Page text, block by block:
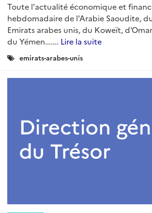
Toute l'actualité économique et
hebdomadaire de l'Arabie Saoudite,
Emirats arabes unis, du Koweït,
du Yémen....... Lire la suite
Catégories
emirats-arabes-unis